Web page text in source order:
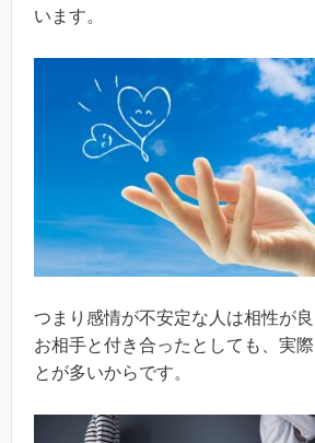
います。
つまり感情が不安定な人は相性が
お相手と付き合ったとしても、実
とが多いからです。